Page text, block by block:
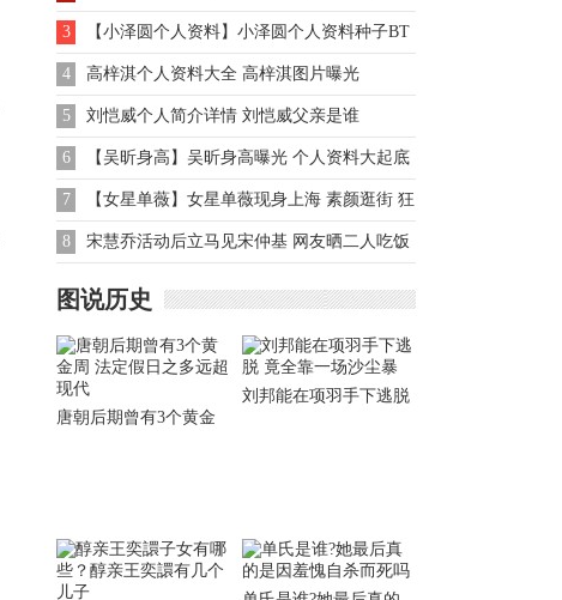
电视剧有哪些
3 【小泽圆个人资料】小泽圆个人资料种子BT
电影
4 高梓淇个人资料大全 高梓淇图片曝光
5 刘恺威个人简介详情 刘恺威父亲是谁
6 【吴昕身高】吴昕身高曝光 个人资料大起底
7 【女星单薇】女星单薇现身上海 素颜逛街 狂
买名牌
8 宋慧乔活动后立马见宋仲基 网友晒二人吃饭
图说历史
唐朝后期曾有3个黄金
刘邦能在项羽手下逃脱